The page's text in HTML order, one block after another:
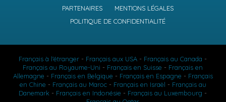
PARTENAIRES
MENTIONS LÉGALES
POLITIQUE DE CONFIDENTIALITÉ
Français à l'étranger - Français aux USA - Français au Canada -
Français au Royaume-Uni - Français en Suisse - Français en
Allemagne - Français en Belgique - Français en Espagne - Français
en Chine - Français au Maroc- Français en Israël - Français au
Danemark - Français en Indonésie - Français au Luxembourg -